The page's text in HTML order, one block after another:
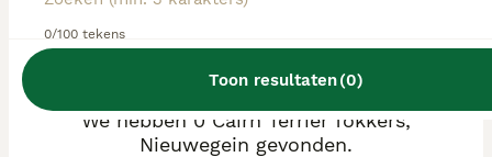
0/100 tekens
Toon resultaten(0)
We hebben 0 Cairn Terriër fokkers,
Nieuwegein gevonden.